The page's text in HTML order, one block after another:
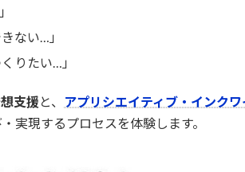
ない…」
りたい…」
支援 と、 アプリシエイティブ・インクワ
実現するプロセスを体験します。